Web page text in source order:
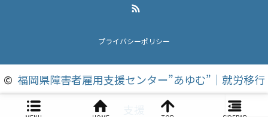
プライバシーポリシー
© 福岡県障害者雇用支援センター”あゆむ”｜就労移行